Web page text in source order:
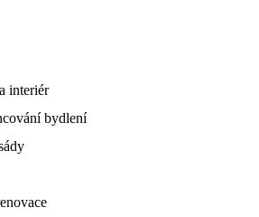
interiér
bydlení